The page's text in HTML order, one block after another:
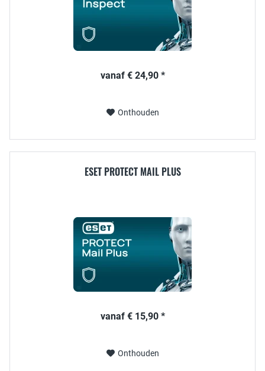
vanaf € 24,90 *
Onthouden
ESET PROTECT MAIL PLUS
vanaf € 15,90 *
Onthouden